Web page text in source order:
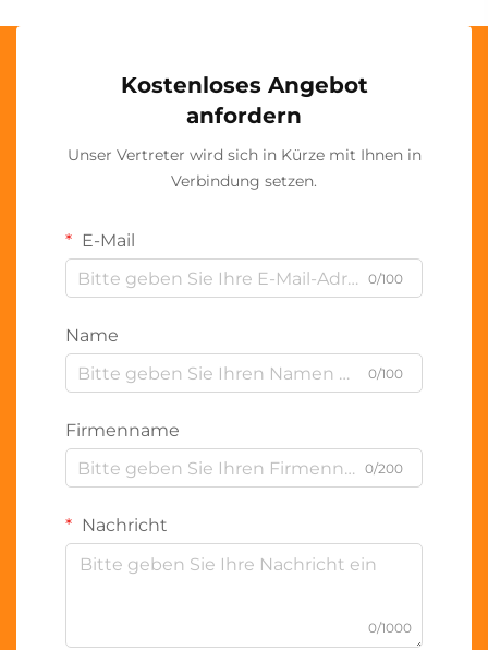
Kostenloses Angebot
anfordern
Unser Vertreter wird sich in Kürze mit Ihnen in
Verbindung setzen.
E-Mail
0/100
Name
0/100
Firmenname
0/200
Nachricht
0/1000